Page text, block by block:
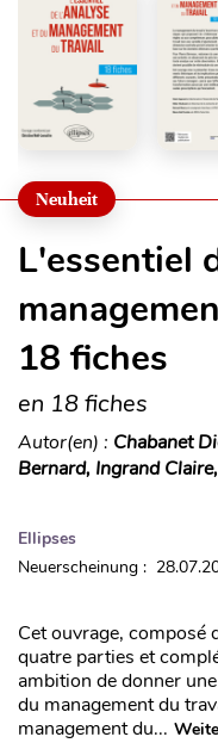
Neuheit
L'essentiel
18 fiches
en 18 fiches
Autor(en) : Chabanet
Bernard, Ingrand
Ellipses
Neuerscheinung :
Cet ouvrage,
quatre parties et
ambition de donner
du management du
management du...